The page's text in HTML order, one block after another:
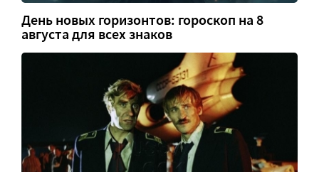
День новых горизонтов: гороскоп на 8
августа для всех знаков